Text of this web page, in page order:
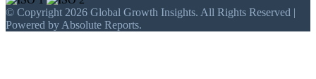
© Copyright 2026 Global Growth Insights. All Rights Reserved |
Powered by Absolute Reports.